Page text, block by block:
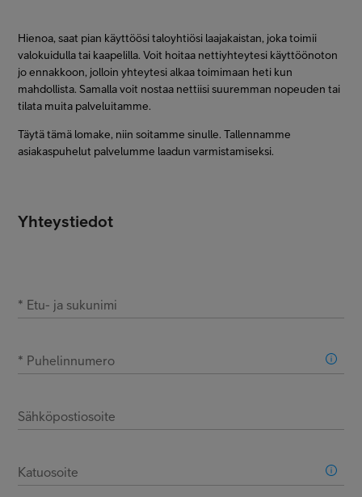
Hienoa, saat pian käyttöösi taloyhtiösi laajakaistan, joka toimii
valokuidulla tai kaapelilla. Voit hoitaa nettiyhteytesi käyttöönoton
jo ennakkoon, jolloin yhteytesi alkaa toimimaan heti kun
mahdollista. Samalla voit nostaa nettiisi suuremman nopeuden tai
tilata muita palveluitamme.
Täytä tämä lomake, niin soitamme sinulle. Tallennamme
asiakaspuhelut palvelumme laadun varmistamiseksi.
Yhteystiedot
* Etu- ja sukunimi
* Puhelinnumero
Sähköpostiosoite
Katuosoite